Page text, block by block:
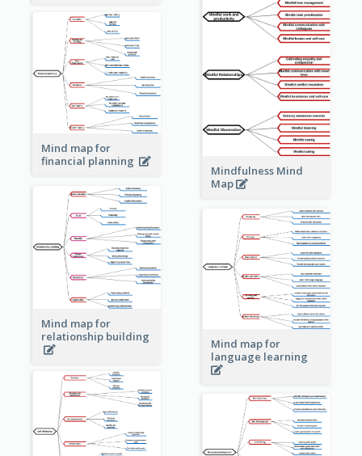
Mindfulness Mind
Map
Mind map for
financial planning
Mind map for
relationship building
Mind map for
language learning